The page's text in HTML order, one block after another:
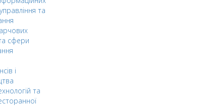
та
сфери
і
та